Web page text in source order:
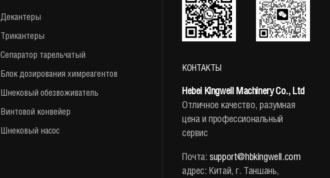
Декантеры
Трикантеры
Сепаратор тарельчатый
Блок дозирования химреагентов
Шнековый обезвоживатель
Винтовой конвейер
Шнековый насос
КОНТАКТЫ
Hebei Kingwell Machinery Co., Ltd
Отличное качество, разумная
цена и профессиональный
сервис
Почта: support@hbkingwell.com
адрес: Китай, г. Таншань,